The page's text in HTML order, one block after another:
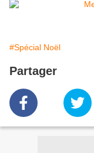
#Spécial Noël
Partager